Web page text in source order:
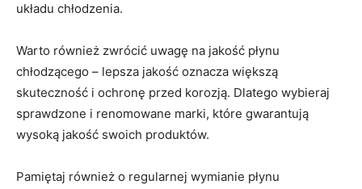
układu chłodzenia.
Warto również zwrócić uwagę na jakość płynu
chłodzącego – ⁤lepsza jakość oznacza większą
skuteczność i ochronę przed korozją. Dlatego wybieraj
sprawdzone i renomowane marki, które gwarantują
wysoką⁣ jakość swoich produktów.
Pamiętaj również o‌ regularnej wymianie płynu